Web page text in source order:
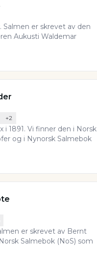
er skrevet av den
Aukusti Waldemar
+2
i 1891. Vi finner den i Norsk
og i Nynorsk Salmebok
er skrevet av Bernt
Salmebok (NoS) som